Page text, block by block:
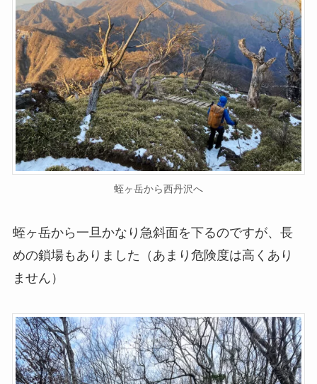
蛭ヶ岳から西丹沢へ
蛭ヶ岳から一旦かなり急斜面を下るのですが、長
めの鎖場もありました（あまり危険度は高くあり
ません）